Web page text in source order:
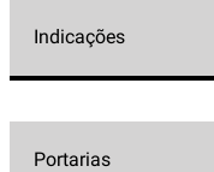
Indicações
Portarias